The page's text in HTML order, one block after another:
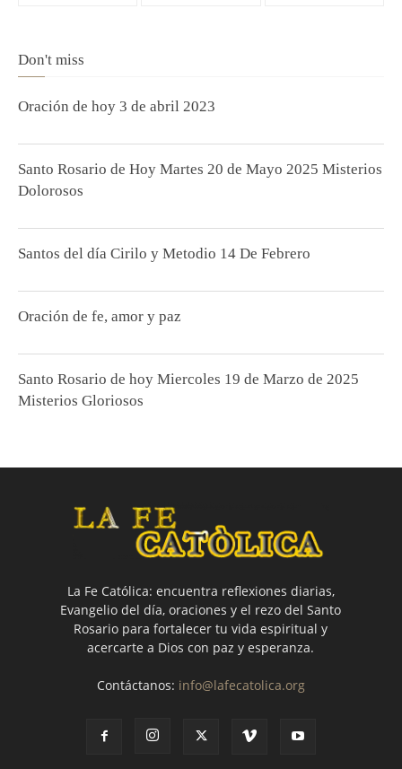
Don't miss
Oración de hoy 3 de abril 2023
Santo Rosario de Hoy Martes 20 de Mayo 2025 Misterios
Dolorosos
Santos del día Cirilo y Metodio 14 De Febrero
Oración de fe, amor y paz
Santo Rosario de hoy Miercoles 19 de Marzo de 2025
Misterios Gloriosos
La Fe Católica: encuentra reflexiones diarias,
Evangelio del día, oraciones y el rezo del Santo
Rosario para fortalecer tu vida espiritual y
acercarte a Dios con paz y esperanza.
Contáctanos: info@lafecatolica.org